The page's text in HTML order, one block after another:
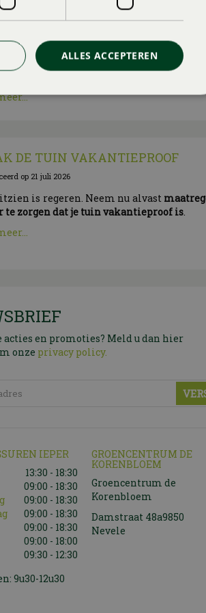
(MET KIDS) IN
deze zomer niet op vakantie? Maak er dan
op eigen balkon of (dak)terras een
, ook voor de
DE TUIN VAKANTIEPROOF
op 21 juli 2026
is regeren. Neem nu alvast
te zorgen dat je tuin vakantieproof is
en promoties? Meld u dan hier
onze privacy policy.
IEPER
13:30 - 18:30
09:00 - 18:30
09:00 - 18:30
09:00 - 18:30
09:00 - 18:30
09:00 - 18:00
09:30 - 12:30
9u30-12u30
GROENCENTRUM DE
KORENBLOEM
Groencentrum de
Korenbloem
Damstraat 48a9850
Nevele
ALLES ACCEPTEREN